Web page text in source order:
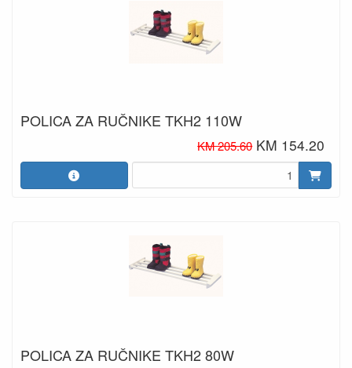
POLICA ZA RUČNIKE TKH2 110W
KM 205.60 KM 154.20
POLICA ZA RUČNIKE TKH2 80W